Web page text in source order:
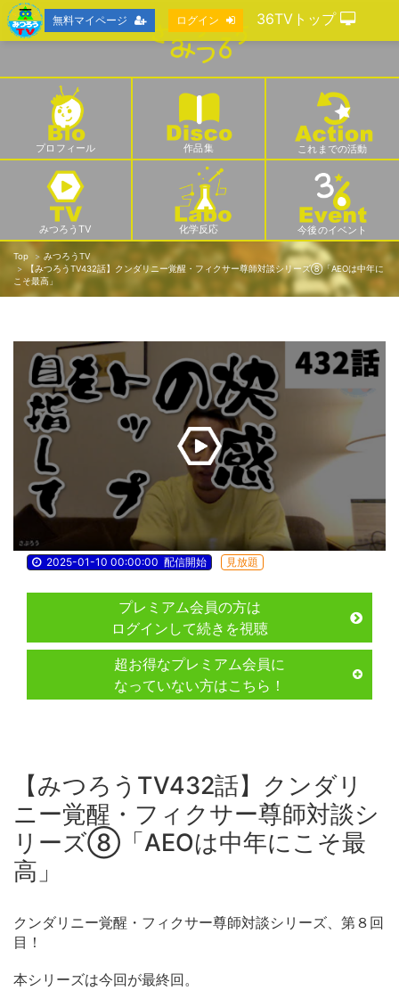
プロフィール 作品集 これまでの活動
みつろうTV 化学反応 今後のイベント
Top
みつろうTV
【みつろうTV432話】クンダリニー覚醒・フィクサー尊師対談シリーズ⑧「AEOは中年に
こそ最高」
2025-01-10 00:00:00 配信開始 見放題
プレミアム会員の方は
ログインして続きを視聴
超お得なプレミアム会員に
なっていない方はこちら！
【みつろうTV432話】クンダリ
ニー覚醒・フィクサー尊師対談シ
リーズ⑧「AEOは中年にこそ最
高」
クンダリニー覚醒・フィクサー尊師対談シリーズ、第８回
目！
本シリーズは今回が最終回。
無料マイページ ログイン 36TVトップ